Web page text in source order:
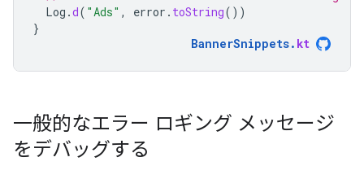
Log .d( "Ads" , error . toString())
}
BannerSnippets. kt
一般的なエラー ロギング メッセージ
をデバッグする